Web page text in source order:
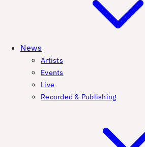
News
Artists
Events
Live
Recorded & Publishing